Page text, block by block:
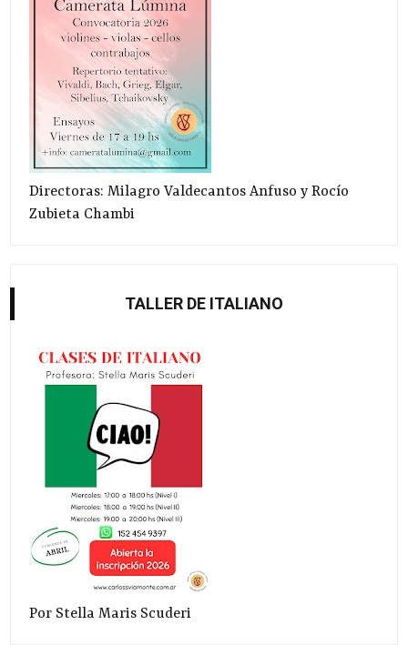
Directoras: Milagro Valdecantos Anfuso y Rocío
Zubieta Chambi
TALLER DE ITALIANO
Por Stella Maris Scuderi